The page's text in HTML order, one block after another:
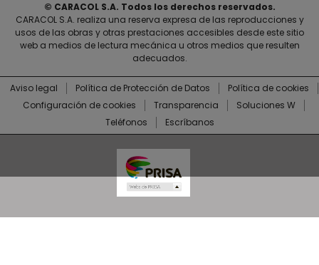
© CARACOL S.A. Todos los derechos reservados.
CARACOL S.A. realiza una reserva expresa de las reproducciones y
usos de las obras y otras prestaciones accesibles desde este sitio
web a medios de lectura mecánica u otros medios que resulten
adecuados.
Aviso legal Política de Protección de Datos
Política de cookies
Configuración de cookies
Transparencia
Soluciones W
Teléfonos
Escríbanos